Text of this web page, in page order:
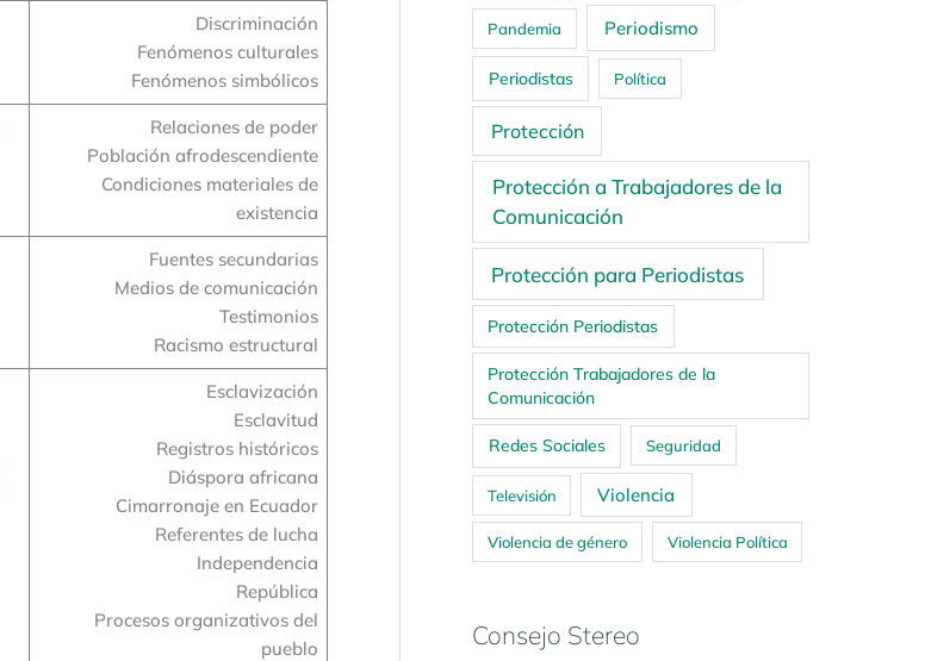
Discriminación
Fenómenos culturales
Fenómenos simbólicos
Relaciones de poder
Población afrodescendiente
Condiciones materiales de
existencia
Fuentes secundarias
Medios de comunicación
Testimonios
Racismo estructural
Esclavización
Esclavitud
Registros históricos
Diáspora africana
Cimarronaje en Ecuador
Referentes de lucha
Independencia
República
Procesos organizativos del
pueblo
Pandemia Periodismo
Periodistas Política
Protección
Protección a Trabajadores de la
Comunicación
Protección para Periodistas
Protección Periodistas
Protección Trabajadores de la
Comunicación
Redes Sociales Seguridad
Televisión Violencia
Violencia de género Violencia Política
Consejo Stereo